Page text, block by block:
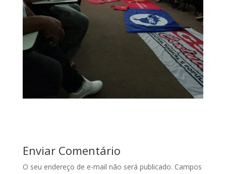
Enviar Comentário
O seu endereço de e-mail não será publicado. Campos